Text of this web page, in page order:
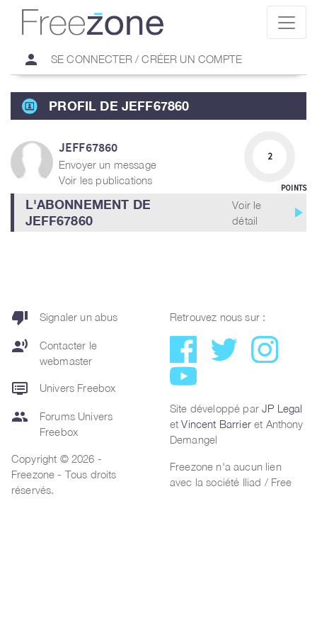
person SE CONNECTER / CRÉER UN COMPTE
PROFIL DE JEFF67860
JEFF67860
Envoyer un message
Voir les publications
2
POINTS
L'ABONNEMENT DE
JEFF67860
Voir le
détail
play_arrow
thumb_down Signaler un abus
record_voice_over
Contacter le
webmaster
dvr Univers Freebox
group
Forums Univers
Freebox
Copyright © 2026 -
Freezone - Tous droits
réservés.
Retrouvez nous sur :
Site développé parJP Legal
etVincent Barrieret Anthony
Demangel
Freezone n'a aucun lien
avec la société Iliad / Free